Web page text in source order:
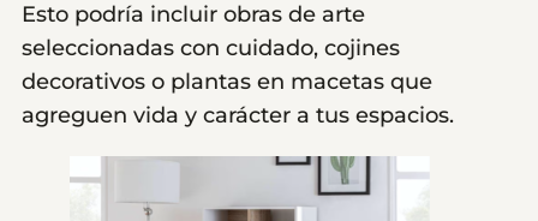
Esto podría incluir obras de arte
seleccionadas con cuidado, cojines
decorativos o plantas en macetas que
agreguen vida y carácter a tus espacios.